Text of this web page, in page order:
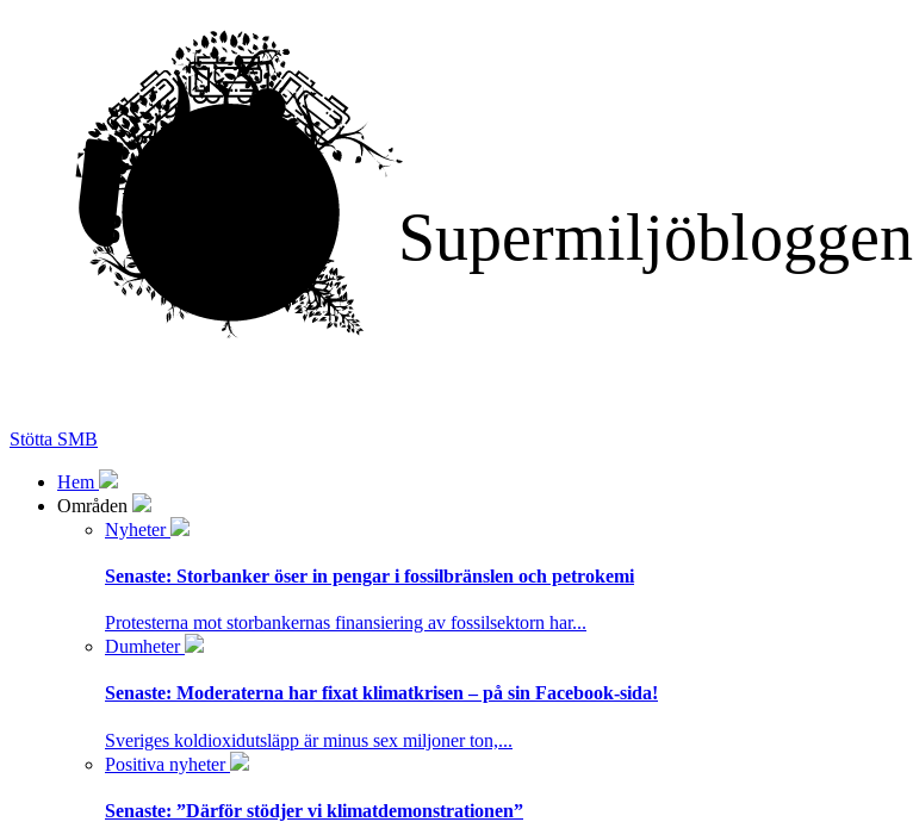
Supermiljöbloggen
Stötta SMB
Hem
Områden
Nyheter
Senaste: Storbanker öser in pengar i fossilbränslen och petrokemi
Protesterna mot storbankernas finansiering av fossilsektorn har...
Dumheter
Senaste: Moderaterna har fixat klimatkrisen – på sin Facebook-sida!
Sveriges koldioxidutsläpp är minus sex miljoner ton,...
Positiva nyheter
Senaste: ”Därför stödjer vi klimatdemonstrationen”